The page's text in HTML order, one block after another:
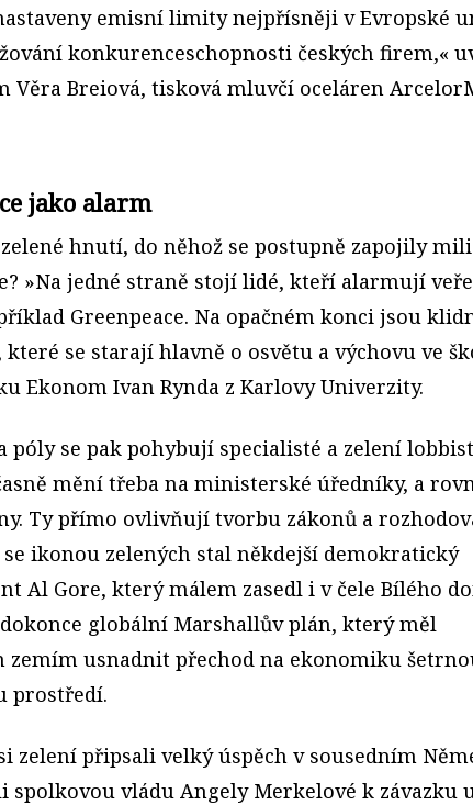
emisní limity nejpřísněji v Evropské
konkurenceschopnosti českých firem,«
Věra Breiová, tisková mluvčí oceláren
jako alarm
hnutí, do něhož se postupně zapojily
»Na jedné straně stojí lidé, kteří alarmují
Greenpeace. Na opačném konci jsou
které se starají hlavně o osvětu a výchovu ve
Ekonom Ivan Rynda z Karlovy Univerzity.
póly se pak pohybují specialisté a zelení
mění třeba na ministerské úředníky, a
Ty přímo ovlivňují tvorbu zákonů a
se ikonou zelených stal někdejší demokratický
Al Gore, který málem zasedl i v čele Bílého
globální Marshallův plán, který měl
zemím usnadnit přechod na ekonomiku
prostředí.
zelení připsali velký úspěch v sousedním
spolkovou vládu Angely Merkelové k závazku